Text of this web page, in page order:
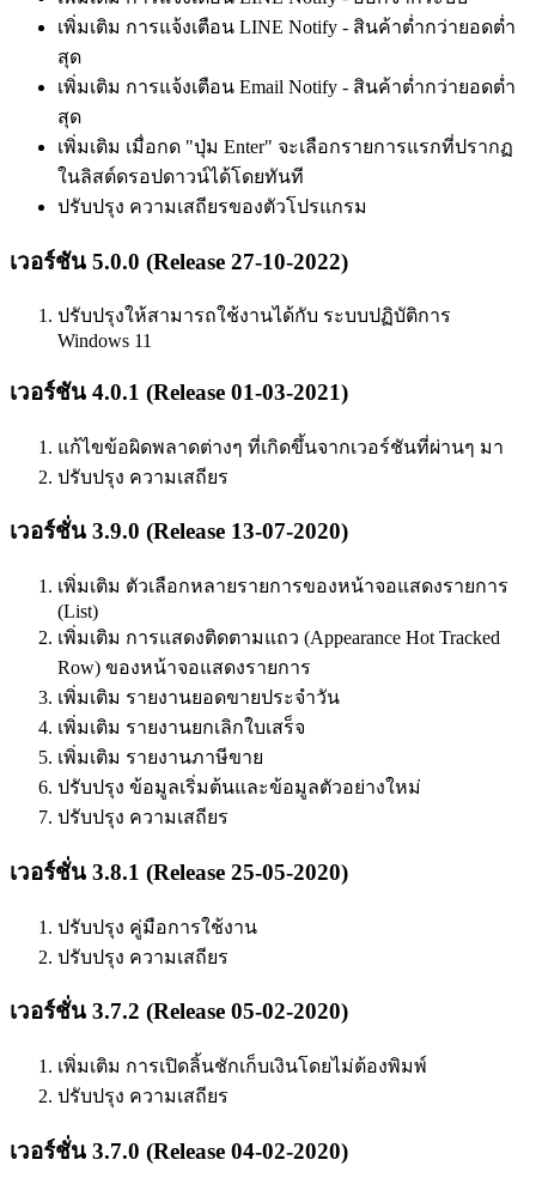
เพิ่มเติม การแจ้งเตือน LINE Notify - สินค้าต่ำกว่ายอดต่ำ
สุด
เพิ่มเติม การแจ้งเตือน Email Notify - สินค้าต่ำกว่ายอดต่ำ
สุด
เพิ่มเติม เมื่อกด "ปุ่ม Enter" จะเลือกรายการแรกที่ปรากฏ
ในลิสต์ดรอปดาวน์ได้โดยทันที
ปรับปรุง ความเสถียรของตัวโปรแกรม
เวอร์ชัน 5.0.0 (Release 27-10-2022)
ปรับปรุงให้สามารถใช้งานได้กับ ระบบปฏิบัติการ
Windows 11
เวอร์ชัน 4.0.1 (Release 01-03-2021)
แก้ไขข้อผิดพลาดต่างๆ ที่เกิดขึ้นจากเวอร์ชันที่ผ่านๆ มา
ปรับปรุง ความเสถียร
เวอร์ชั่น 3.9.0 (Release 13-07-2020)
เพิ่มเติม ตัวเลือกหลายรายการของหน้าจอแสดงรายการ
(List)
เพิ่มเติม การแสดงติดตามแถว (Appearance Hot Tracked
Row) ของหน้าจอแสดงรายการ
เพิ่มเติม รายงานยอดขายประจำวัน
เพิ่มเติม รายงานยกเลิกใบเสร็จ
เพิ่มเติม รายงานภาษีขาย
ปรับปรุง ข้อมูลเริ่มต้นและข้อมูลตัวอย่างใหม่
ปรับปรุง ความเสถียร
เวอร์ชั่น 3.8.1 (Release 25-05-2020)
ปรับปรุง คู่มือการใช้งาน
ปรับปรุง ความเสถียร
เวอร์ชั่น 3.7.2 (Release 05-02-2020)
เพิ่มเติม การเปิดลิ้นชักเก็บเงินโดยไม่ต้องพิมพ์
ปรับปรุง ความเสถียร
เวอร์ชั่น 3.7.0 (Release 04-02-2020)